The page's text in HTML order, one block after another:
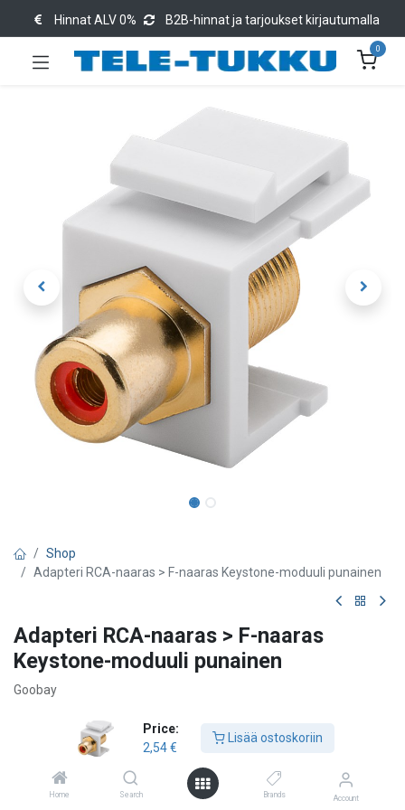
Price:
2,54€
Lisää ostoskoriin
Home Search Brands Account
Hinnat ALV 0% B2B-hinnat ja tarjoukset kirjautumalla
0
Shop
Adapteri RCA-naaras > F-naaras Keystone-moduuli punainen
Adapteri RCA-naaras > F-naaras
Keystone-moduuli punainen
Goobay
Lisää ostoskoriin